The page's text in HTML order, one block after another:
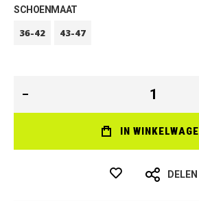
SCHOENMAAT
36-42 43-47
IN
DELEN